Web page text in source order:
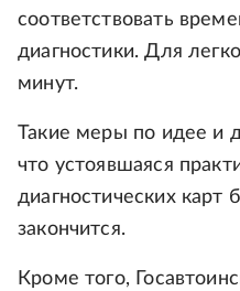
соответствовать
диагностики. Для
минут.
Такие меры по идее и
что устоявшаяся
диагностических карт
закончится.
Кроме того,